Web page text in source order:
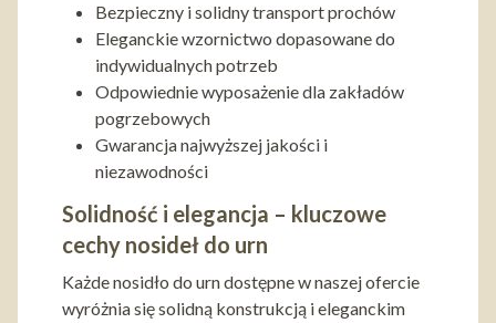
Bezpieczny i solidny transport prochów
Eleganckie wzornictwo dopasowane do
indywidualnych potrzeb
Odpowiednie wyposażenie dla zakładów
pogrzebowych
Gwarancja najwyższej jakości i
niezawodności
Solidność i elegancja – kluczowe
cechy nosideł do urn
Każde nosidło do urn dostępne w naszej ofercie
wyróżnia się solidną konstrukcją i eleganckim